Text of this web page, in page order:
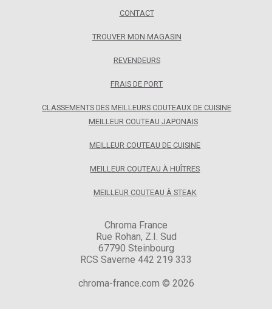
CONTACT
TROUVER MON MAGASIN
REVENDEURS
FRAIS DE PORT
CLASSEMENTS DES MEILLEURS COUTEAUX DE CUISINE
MEILLEUR COUTEAU JAPONAIS
MEILLEUR COUTEAU DE CUISINE
MEILLEUR COUTEAU À HUÎTRES
MEILLEUR COUTEAU À STEAK
Chroma France
Rue Rohan, Z.I. Sud
67790 Steinbourg
RCS Saverne 442 219 333
chroma-france.com © 2026